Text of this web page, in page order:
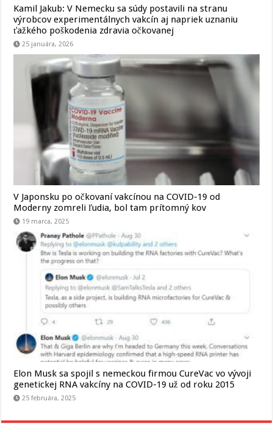
Kamil Jakub: V Nemecku sa súdy postavili na stranu
výrobcov experimentálnych vakcín aj napriek uznaniu
ťažkého poškodenia zdravia očkovanej
25 januára, 2026
V Japonsku po očkovaní vakcínou na COVID-19 od
Moderny zomreli ľudia, bol tam prítomný kov
19 marca, 2025
Elon Musk sa spojil s nemeckou firmou CureVac vo vývoji
genetickej RNA vakcíny na COVID-19 už od roku 2015
25 februára, 2025